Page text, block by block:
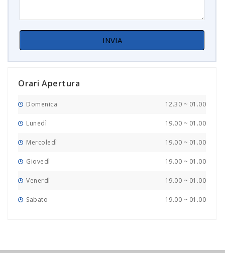
Orari Apertura
Domenica 12.30 ~ 01.00
Lunedì 19.00 ~ 01.00
Mercoledì 19.00 ~ 01.00
Giovedì 19.00 ~ 01.00
Venerdì 19.00 ~ 01.00
Sabato 19.00 ~ 01.00